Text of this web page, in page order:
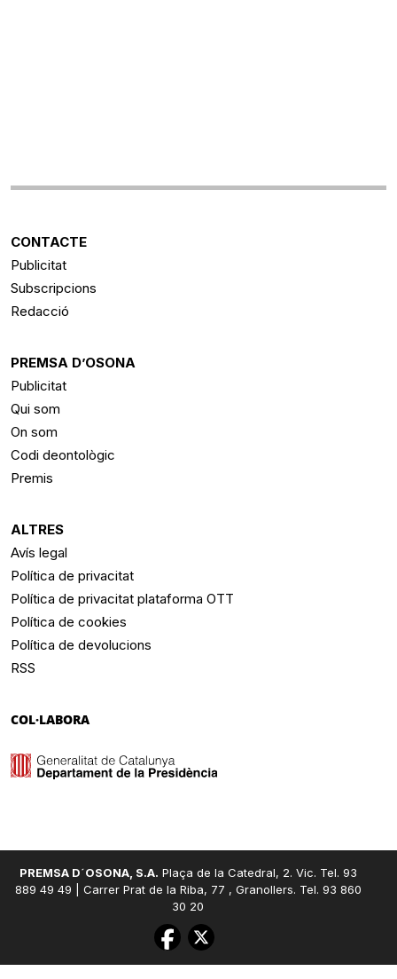
CONTACTE
Publicitat
Subscripcions
Redacció
PREMSA D’OSONA
Publicitat
Qui som
On som
Codi deontològic
Premis
ALTRES
Avís legal
Política de privacitat
Política de privacitat plataforma OTT
Política de cookies
Política de devolucions
RSS
COL·LABORA
PREMSA D´OSONA, S.A. Plaça de la Catedral, 2. Vic. Tel. 93
889 49 49 | Carrer Prat de la Riba, 77 , Granollers. Tel. 93 860
30 20